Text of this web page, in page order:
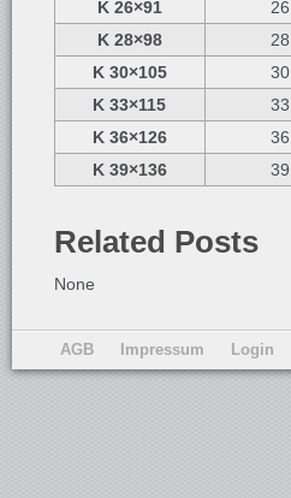
K 26×91
26
K 28×98
28
K 30×105
30
K 33×115
33
K 36×126
36
K 39×136
39
Related Posts
None
AGB Impressum Login